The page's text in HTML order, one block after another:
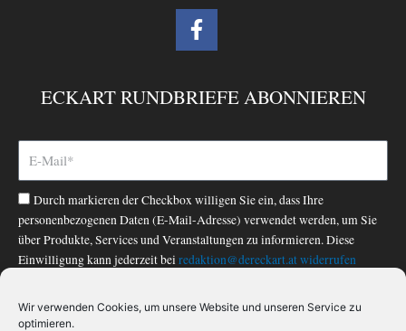
Wir verwenden Cookies, um unsere Website und unseren Service zu
optimieren.
F
a
b
o
-
f
ECKART RUNDBRIEFE ABONNIEREN
Durch markieren der Checkbox willigen Sie ein, dass Ihre
personenbezogenen Daten (E-Mail-Adresse) verwendet werden, um Sie
über Produkte, Services und Veranstaltungen zu informieren. Diese
Einwilligung kann jederzeit bei redaktion@dereckart.atwiderrufen
Datenschutzerklärung